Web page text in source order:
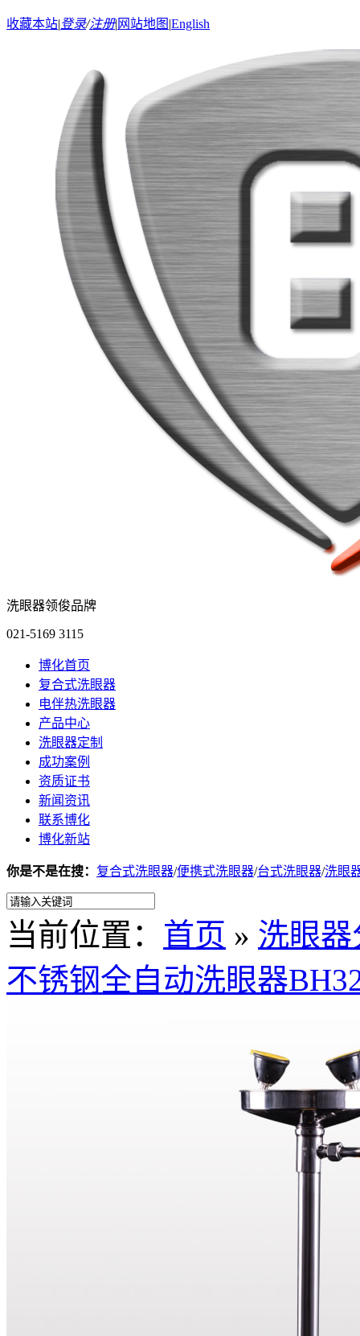
收藏本站|登录/注册| 网站地图 |English
洗眼器领俊品牌
021-5169 3115
博化首页
复合式洗眼器
电伴热洗眼器
产品中心
洗眼器定制
成功案例
资质证书
新闻资讯
联系博化
博化新站
你是不是在搜： 复合式洗眼器/便携式洗眼器/台式洗眼器/洗眼
当前位置： 首页 » 洗眼器
不锈钢全自动洗眼器